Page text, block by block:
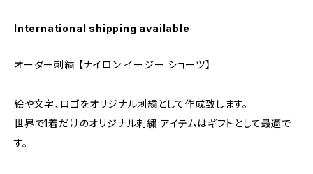
International shipping available
オーダー刺繍 【ナイロン イージー ショーツ】
絵や文字、ロゴをオリジナル刺繍として作成致します。
世界で1着だけのオリジナル刺繍 アイテムはギフトとして最適で
す。